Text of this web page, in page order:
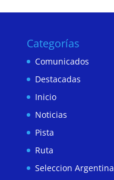
Categorías
Comunicados
Destacadas
Inicio
Noticias
Pista
Ruta
Seleccion Argentina